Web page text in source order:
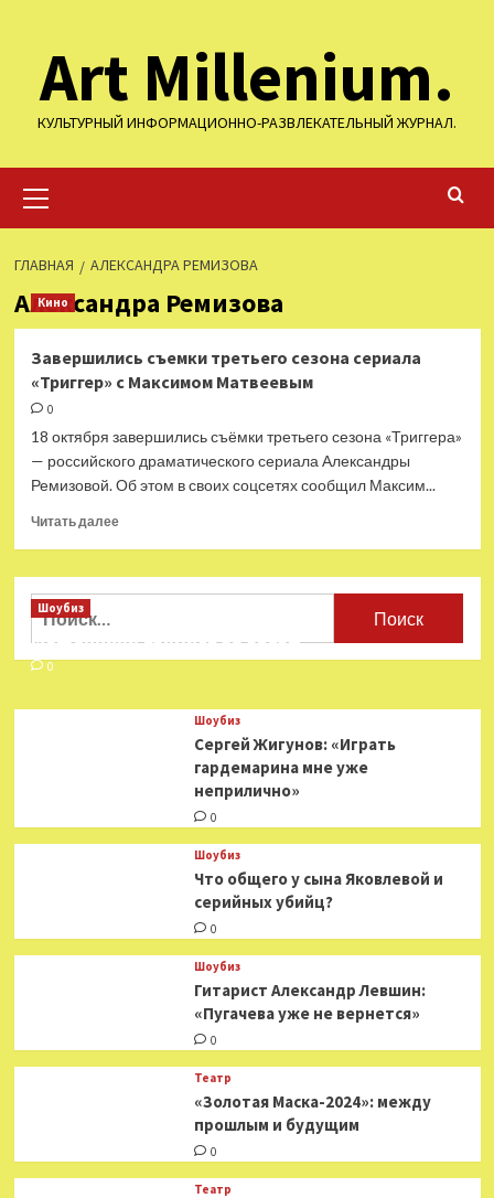
содержимому
Art Millenium.
КУЛЬТУРНЫЙ ИНФОРМАЦИОННО-РАЗВЛЕКАТЕЛЬНЫЙ ЖУРНАЛ.
меню
ГЛАВНАЯ АЛЕКСАНДРА РЕМИЗОВА
Александра Ремизова
Кино
Завершились съемки третьего сезона сериала
«Триггер» с Максимом Матвеевым
0
18 октября завершились съёмки третьего сезона «Триггера»
— российского драматического сериала Александры
Ремизовой. Об этом в своих соцсетях сообщил Максим...
Читать далееПрочитать
Завершились
сезона
сериала
с Максимом
Найти:
Шоубиз
Мошенники взялись за звезд
0
Шоубиз
Сергей Жигунов: «Играть
гардемарина мне уже
неприлично»
0
Шоубиз
Что общего у сына Яковлевой и
серийных убийц?
0
Шоубиз
Гитарист Александр Левшин:
«Пугачева уже не вернется»
0
Театр
«Золотая Маска-2024»: между
прошлым и будущим
0
Театр